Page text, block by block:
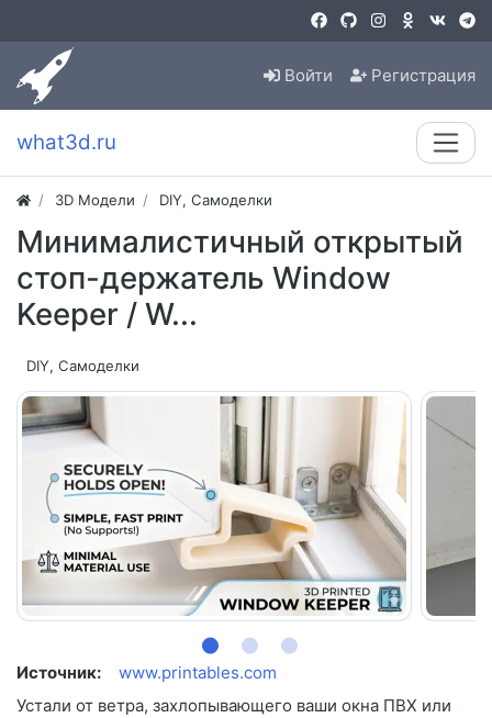
Войти Регистрация
what3d.ru
3D Модели DIY, Самоделки
Минималистичный открытый
стоп-держатель Window
Keeper / W...
DIY, Самоделки
Источник:
www.printables.com
Устали от ветра, захлопывающего ваши окна ПВХ или